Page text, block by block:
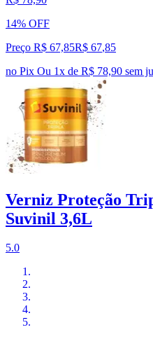
14% OFF
Preço R$ 67,85R$ 67,85
no Pix Ou 1x de R$ 78,90 sem
Verniz Proteção
Suvinil 3,6L
5.0